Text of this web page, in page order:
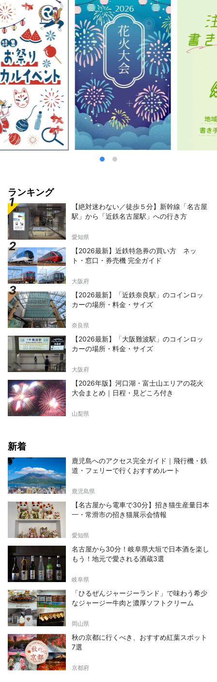
ランキング
【絶対迷わない／徒歩５分】新幹線「名古屋
駅」から「近鉄名古屋駅」への行き方
愛知県
【2026最新】近鉄特急券の買い方 ネッ
ト・窓口・券売機 完全ガイド
大阪府
【2026最新】「近鉄奈良駅」のコインロッ
カーの場所・料金・サイズ
奈良県
【2026最新】「大阪難波駅」のコインロッ
カーの場所・料金・サイズ
大阪府
【2026年版】河口湖・富士山エリアの花火
大会まとめ｜日程・見どころ付き
山梨県
新着
鹿児島へのアクセス完全ガイド｜飛行機・鉄
道・フェリーで行くおすすめルート
鹿児島県
【名古屋から電車で30分】招き猫生産量日本
一・常滑市の招き猫展示会情報
愛知県
名古屋から30分！岐阜県大垣で日本酒を楽し
もう！地元で愛される酒蔵3選
岐阜県
「ひるぜんジャージーランド」で味わう希少
なジャージー牛肉と濃厚ソフトクリーム
岡山県
秋の京都に行くべき、おすすめ紅葉スポット
7選
京都府